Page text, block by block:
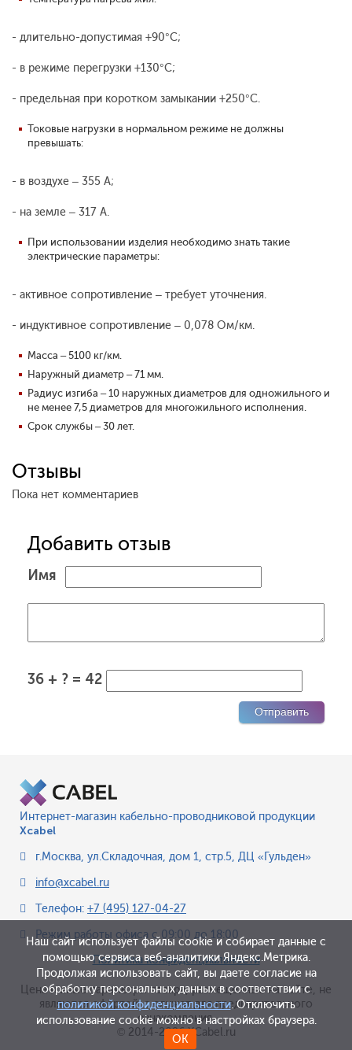
- длительно-допустимая +90°С;
- в режиме перегрузки +130°С;
- предельная при коротком замыкании +250°С.
Токовые нагрузки в нормальном режиме не должны
превышать:
- в воздухе – 355 А;
- на земле – 317 А.
При использовании изделия необходимо знать такие
электрические параметры:
- активное сопротивление – требует уточнения.
- индуктивное сопротивление – 0,078 Ом/км.
Масса – 5100 кг/км.
Наружный диаметр – 71 мм.
Радиус изгиба – 10 наружных диаметров для одножильного и
не менее 7,5 диаметров для многожильного исполнения.
Срок службы – 30 лет.
Отзывы
Пока нет комментариев
Добавить отзыв
Имя
36 + ? = 42
Интернет-магазин кабельно-проводниковой продукции
Xcabel
г.Москва, ул.Складочная, дом 1, стр.5, ДЦ «Гульден»
info@xcabel.ru
Телефон: +7 (495) 127-04-27
Режим работы офиса с 09:00 до 18:00
Политика конфиденциальности
Цена и иные параметры товара, размещенные на сайте, не
являются офертой, а служат для предварительного
ознакомления.
© 2014-2026 XCabel.ru
Наш сайт использует файлы cookie и собирает данные с
помощью сервиса веб-аналитики Яндекс.Метрика.
Продолжая использовать сайт, вы даете согласие на
обработку персональных данных в соответствии с
политикой конфиденциальности. Отключить
использование cookie можно в настройках браузера.
ОК